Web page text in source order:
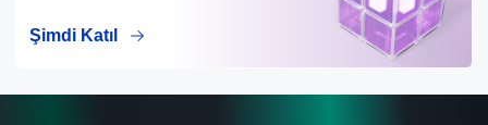
Şimdi Katıl